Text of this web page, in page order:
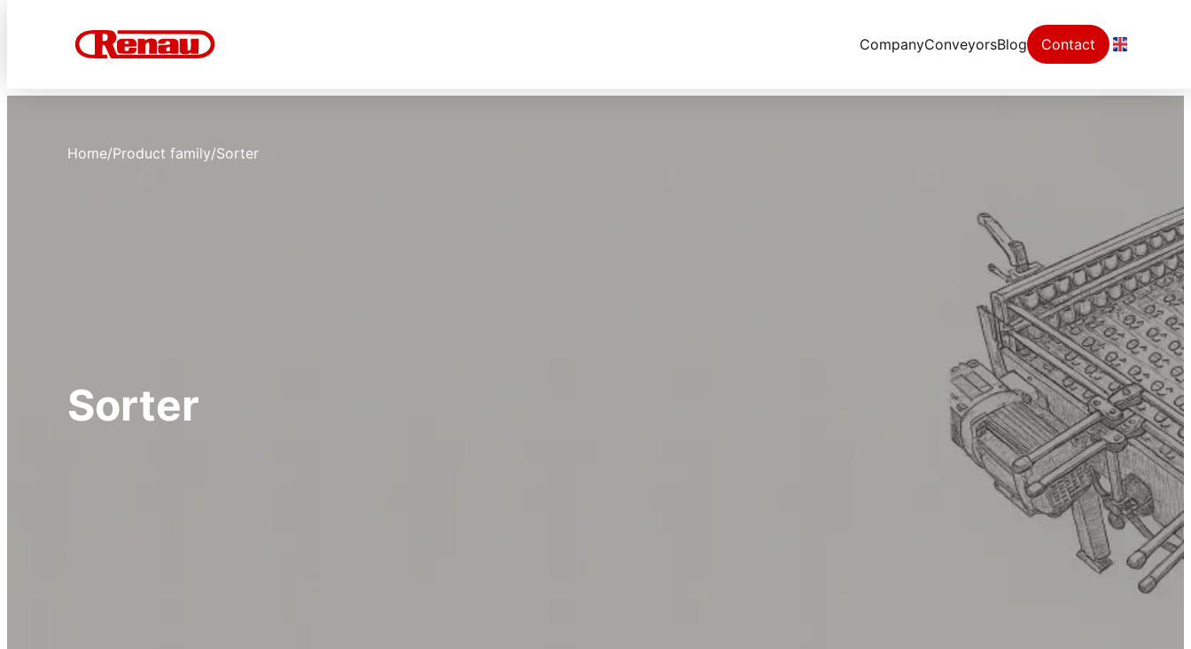
CompanyConveyorsBlog Contact
Home/Product family/Sorter
Sorter